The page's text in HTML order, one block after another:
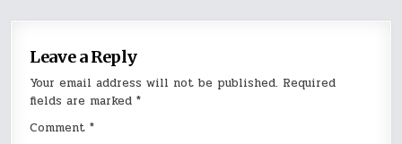
Leave a Reply
Your email address will not be published. Required
fields are marked*
Comment*